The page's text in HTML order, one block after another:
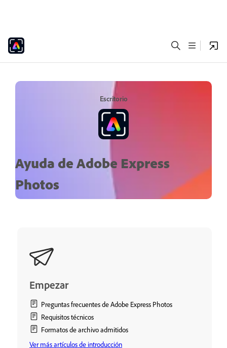
Escritorio
Ayuda de Adobe Express
Photos
Empezar
Preguntas frecuentes de Adobe Express Photos
Requisitos técnicos
Formatos de archivo admitidos
Ver más artículos de introducción